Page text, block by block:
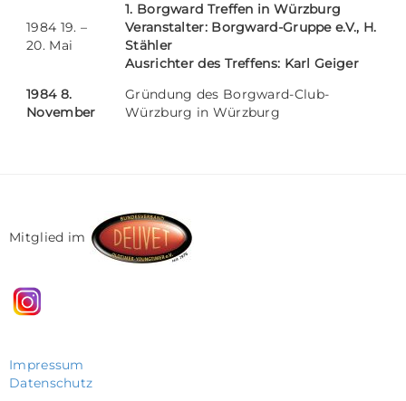
1984 19. –
20. Mai
1. Borgward Treffen in Würzburg
Veranstalter: Borgward-Gruppe e.V., H.
Stähler
Ausrichter des Treffens: Karl Geiger
1984 8.
November
Gründung des Borgward-Club-
Würzburg in Würzburg
Mitglied im
Impressum
Datenschutz